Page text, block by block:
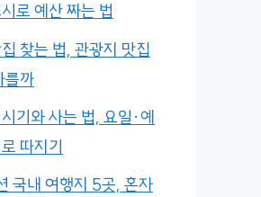
로 예산 짜는 법
찾는 법, 관광지 맛집
를까
기와 사는 법, 요일·예
따지기
국내 여행지 5곳, 혼자